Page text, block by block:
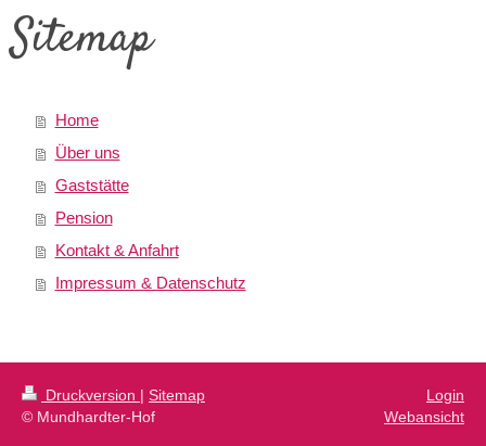
Sitemap
Home
Über uns
Gaststätte
Pension
Kontakt & Anfahrt
Impressum & Datenschutz
Druckversion | Sitemap
© Mundhardter-Hof
Login
Webansicht